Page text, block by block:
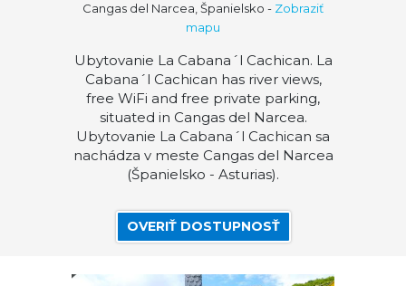
Cangas del Narcea, Španielsko - Zobraziť
mapu
Ubytovanie La Cabana´l Cachican. La
Cabana´l Cachican has river views,
free WiFi and free private parking,
situated in Cangas del Narcea.
Ubytovanie La Cabana´l Cachican sa
nachádza v meste Cangas del Narcea
(Španielsko - Asturias).
OVERIŤ DOSTUPNOSŤ